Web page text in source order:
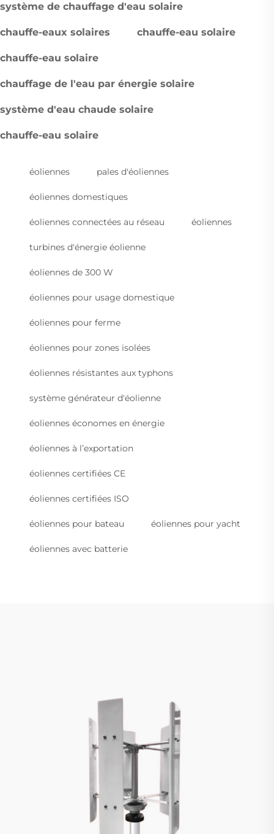
système de chauffage d'eau solaire
chauffe-eaux solaires chauffe-eau solaire
chauffe-eau solaire
chauffage de l'eau par énergie solaire
système d'eau chaude solaire
chauffe-eau solaire
éoliennes pales d'éoliennes
éoliennes domestiques
éoliennes connectées au réseau éoliennes
turbines d'énergie éolienne
éoliennes de 300 W
éoliennes pour usage domestique
éoliennes pour ferme
éoliennes pour zones isolées
éoliennes résistantes aux typhons
système générateur d'éolienne
éoliennes économes en énergie
éoliennes à l’exportation
éoliennes certifiées CE
éoliennes certifiées ISO
éoliennes pour bateau éoliennes pour yacht
éoliennes avec batterie